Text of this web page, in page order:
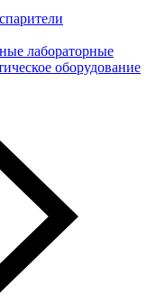
лабораторные
оборудование